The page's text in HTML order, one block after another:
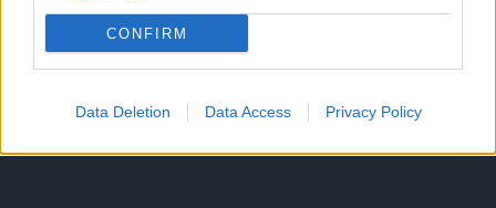
CONFIRM
Data Deletion Data Access Privacy Policy
Tizenöt hegedűkészítő-mester mutatja